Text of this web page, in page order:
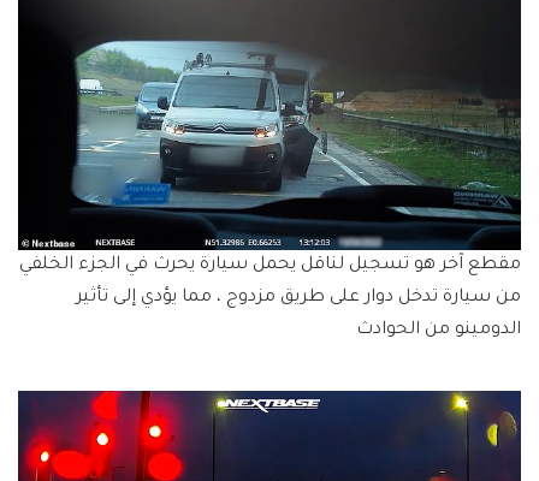
مقطع آخر هو تسجيل لناقل يحمل سيارة يحرث في الجزء الخلفي
من سيارة تدخل دوار على طريق مزدوج ، مما يؤدي إلى تأثير
الدومينو من الحوادث